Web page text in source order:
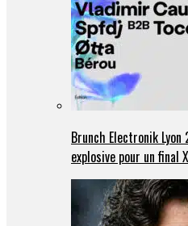
Brunch Electronik
explosive pour un final